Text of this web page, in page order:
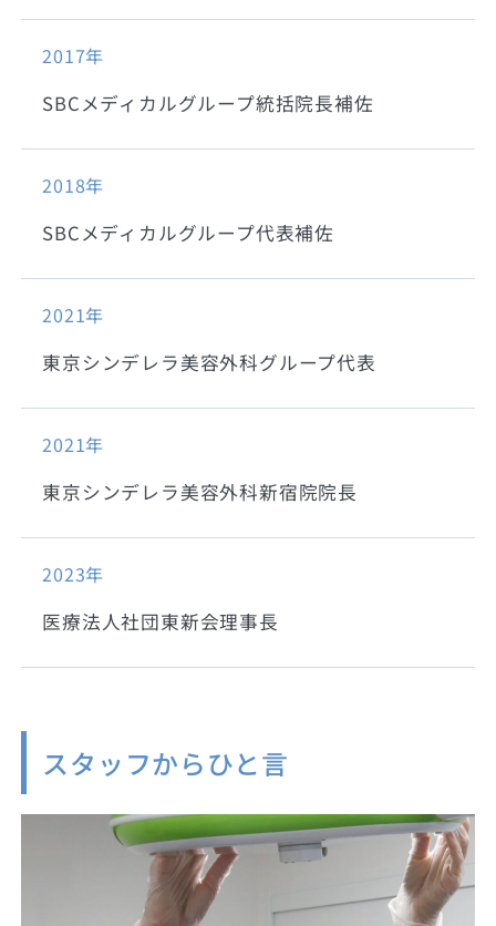
2017年
SBCメディカルグループ統括院長補佐
2018年
SBCメディカルグループ代表補佐
2021年
東京シンデレラ美容外科グループ代表
2021年
東京シンデレラ美容外科新宿院院長
2023年
医療法人社団東新会理事長
スタッフからひと言